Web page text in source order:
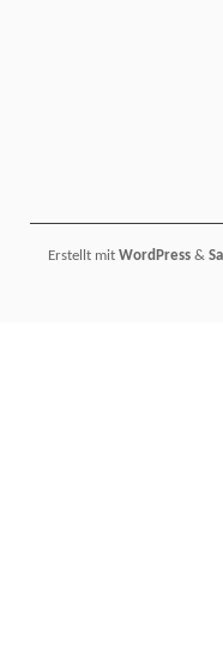
Erstellt mit WordPress &